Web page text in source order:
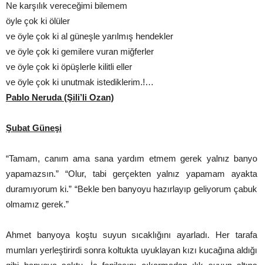
Ne karşılık vereceğimi bilemem
öyle çok ki ölüler
ve öyle çok ki al güneşle yarılmış hendekler
ve öyle çok ki gemilere vuran miğferler
ve öyle çok ki öpüşlerle kilitli eller
ve öyle çok ki unutmak istediklerim.!…
Pablo Neruda (Şili’li Ozan)
Şubat Güneşi
“Tamam, canım ama sana yardım etmem gerek yalnız banyo
yapamazsın.” “Olur, tabi gerçekten yalnız yapamam ayakta
duramıyorum ki.” “Bekle ben banyoyu hazırlayıp geliyorum çabuk
olmamız gerek.”
Ahmet banyoya koştu suyun sıcaklığını ayarladı. Her tarafa
mumları yerleştirirdi sonra koltukta uyuklayan kızı kucağına aldığı